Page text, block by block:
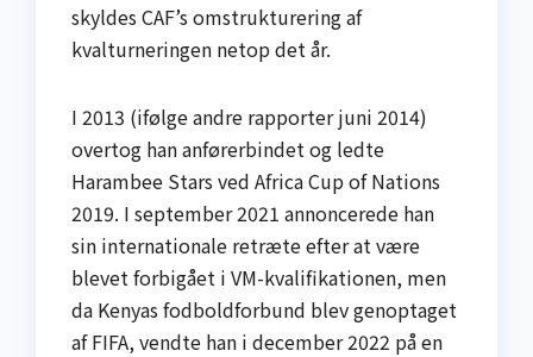
skyldes CAF’s omstrukturering af
kvalturneringen netop det år.
I 2013 (ifølge andre rapporter juni 2014)
overtog han anførerbindet og ledte
Harambee Stars ved Africa Cup of Nations
2019. I september 2021 annoncerede han
sin internationale retræte efter at være
blevet forbigået i VM-kvalifikationen, men
da Kenyas fodboldforbund blev genoptaget
af FIFA, vendte han i december 2022 på en